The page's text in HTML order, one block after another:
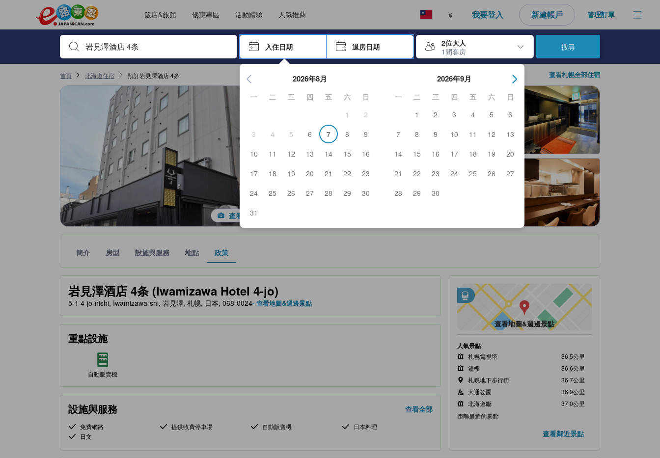
飯店&旅館 優惠專區 活動體驗 人氣推薦 ¥ 我要登入 新建帳戶 管理訂單
輸入住宿名稱或關鍵字查詢，使用上下鍵或Tab鍵移動，並按「Enter」來選擇
入住日期 退房日期
2位大人
1間客房
按Enter鍵開始在日期選擇器中查看。使用方向鍵瀏覽入住和退房日期。使用Enter鍵選擇日期後，將選擇入住日期。重複相同方法以選擇
2026年8月
一 二 三 四 五 六
日
1
2
3
4 5 6 7 8
9
10
11 12 13 14 15
16
17
18 19 20 21 22
23
24
25 26 27 28 29
30
31
2026年9月
一 二 三 四 五 六
日
1
2 3 4 5
6
7
8 9 10 11 12
13
14
15 16 17 18 19
20
21
22 23 24 25 26
27
28
29 30
搜尋
首頁 北海道住宿 預訂岩見澤酒店 4条 查看札幌全部住宿
查看所有照片
簡介 房型 設施與服務 地點 政策
岩見澤酒店 4条 (Iwamizawa Hotel 4-jo)
tooltip
黃金星等由本站合作夥伴提供，可作為您判斷舒適度、設施與服務項目的參考指標
5-1 4-jo-nishi, Iwamizawa-shi, 岩見澤, 札幌, 日本, 068-0024- 查看地圖&週邊景點
重點設施
自動販賣機
設施與服務 查看全部
免費網路 提供收費停車場 自動販賣機
日本料理
日文
tooltip
週邊大眾運輸
• 距Iwamizawa約0.38公里
查看地圖&週邊景點
人氣景點
札幌電視塔
36.5公里
鐘樓
36.6公里
札幌地下步行街
36.7公里
大通公園
36.9公里
北海道廳
37.0公里
距離最近的景點
350公尺
Iwamizawa City Tourist Association Information Center
350公尺
查看鄰近景點